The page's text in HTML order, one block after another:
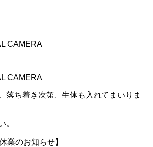
CAMERA
CAMERA
落ち着き次第、生体も入れてまいりま
。
業のお知らせ】